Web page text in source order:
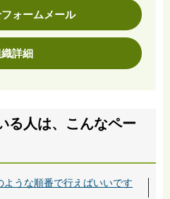
ォームメール
詳細
る人は、こんなペー
ような順番で行えばいいです